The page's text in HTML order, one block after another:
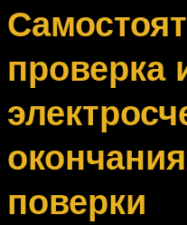
проверка
поверки